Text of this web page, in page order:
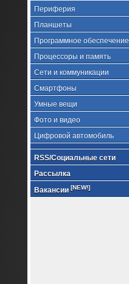
Периферия
Планшеты
Программное обеспечение
Процессоры и память
Сети и коммуникации
Смартфоны
Умные вещи
Фото и видео
Цифровой автомобиль
RSS/Социальные сети
Рассылка
Вакансии [NEW!]